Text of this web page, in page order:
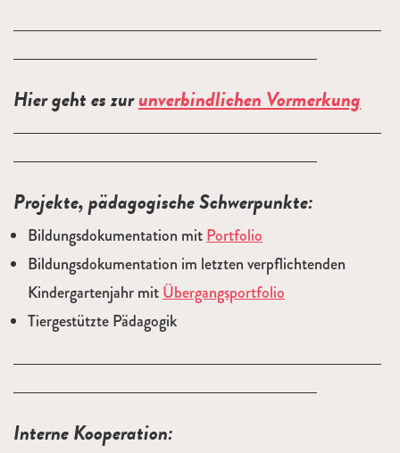
Hier geht es zurunverbindlichen Vormerkung
Projekte, pädagogische Schwerpunkte:
Bildungsdokumentation mitPortfolio
Bildungsdokumentation im letzten verpflichtenden
Kindergartenjahr mitÜbergangsportfolio
Tiergestützte Pädagogik
Interne Kooperation: